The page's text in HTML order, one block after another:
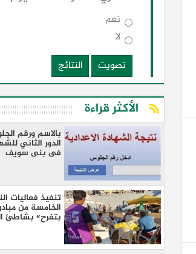
نعم
لا
تصويت
النتائج
الأكثر قراءة
بالاسم ورقم
الدور الثاني
فى بنى سويف
تنفيذ فعاليات
الخامسة من
بتفرح» بشاطئ